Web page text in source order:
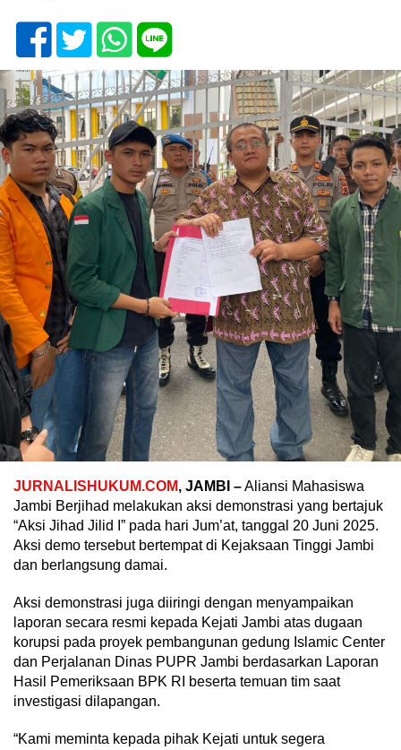
JURNALISHUKUM.COM, JAMBI –Aliansi Mahasiswa
Jambi Berjihad melakukan aksi demonstrasi yang bertajuk
“Aksi Jihad Jilid I” pada hari Jum’at, tanggal 20 Juni 2025.
Aksi demo tersebut bertempat di Kejaksaan Tinggi Jambi
dan berlangsung damai.
Aksi demonstrasi juga diiringi dengan menyampaikan
laporan secara resmi kepada Kejati Jambi atas dugaan
korupsi pada proyek pembangunan gedung Islamic Center
dan Perjalanan Dinas PUPR Jambi berdasarkan Laporan
Hasil Pemeriksaan BPK RI beserta temuan tim saat
investigasi dilapangan.
“Kami meminta kepada pihak Kejati untuk segera